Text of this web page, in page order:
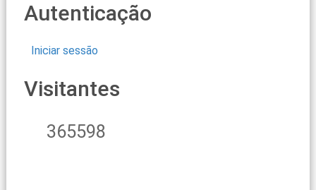
Autenticação
Iniciar sessão
Visitantes
365598